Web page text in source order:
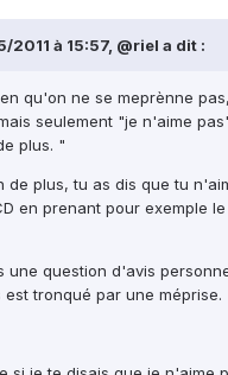
2011 à 15:57, @riel a dit :
qu'on ne se meprènne
seulement "je n'aime
plus. "
de plus, tu as dis que tu
en prenant pour exemple
une question d'avis
est tronqué par une méprise.